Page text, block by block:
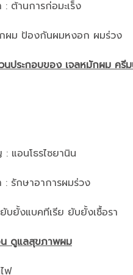
ต้านการก่อมะเร็ง
กผม ป้องกันผมหงอก ผมร่วง
นประกอบของ เจลหมักผม ครี
แอนโธรไซยานิน
: รักษาอาการผมร่วง
แบคทีเรีย ยับยั้งเชื้อรา
ดูแลสุขภาพผม
ฟ